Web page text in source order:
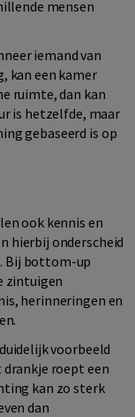
mensen
iemand van
kan een kamer
ruimte, dan kan
is hetzelfde, maar
gebaseerd is op
ook kennis en
hierbij onderscheid
Bij bottom-up
zintuigen
herinneringen en
voorbeeld
drankje roept een
kan zo sterk
dan